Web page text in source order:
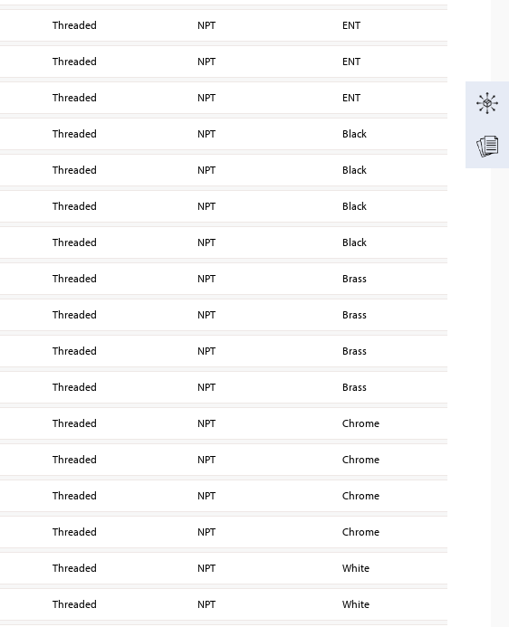
Threaded NPT ENT
Threaded NPT ENT
Threaded NPT ENT 200
Threaded NPT Black 200
Threaded NPT Black 200
Threaded NPT Black
Threaded NPT Black
Threaded NPT Brass
Threaded NPT Brass
Threaded NPT Brass
Threaded NPT Brass
Threaded NPT Chrome
Threaded NPT Chrome
Threaded NPT Chrome
Threaded NPT Chrome
Threaded NPT White
Threaded NPT White